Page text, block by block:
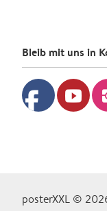
Bleib mit uns in
facebook youtube
posterXXL ©